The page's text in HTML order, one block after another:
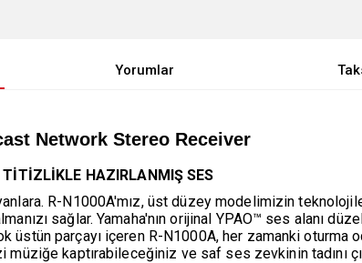
Yorumlar
Network Stereo Receiver
HAZIRLANMIŞ SES
R-N1000A'mız, üst düzey modelimizin
sağlar. Yamaha'nın orijinal YPAO™ ses alanı
üstün parçayı içeren R-N1000A, her zamanki
kaptırabileceğiniz ve saf ses zevkinin tadını